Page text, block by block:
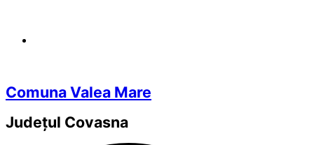
Comuna Valea Mare
Județul Covasna